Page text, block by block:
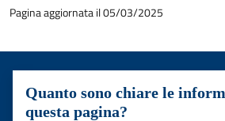
Pagina aggiornata il 05/03/2025
Quanto sono chiare le
questa pagina?